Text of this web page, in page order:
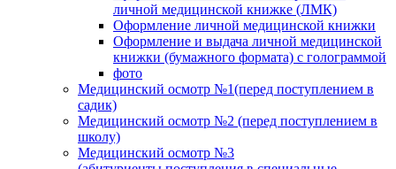
личной медицинской книжке (ЛМК)
Оформление личной медицинской книжки
Оформление и выдача личной медицинской
книжки (бумажного формата) с голограммой
фото
Медицинский осмотр №1(перед поступлением в
садик)
Медицинский осмотр №2 (перед поступлением в
школу)
Медицинский осмотр №3